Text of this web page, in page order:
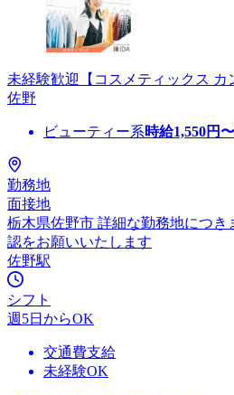
未経験歓迎【コスメティックス
佐野
ビューティー系時給1,550円〜
勤務地
面接地
栃木県佐野市 詳細な勤務地につき
認をお願いいたします
佐野駅
シフト
週5日からOK
交通費支給
未経験OK